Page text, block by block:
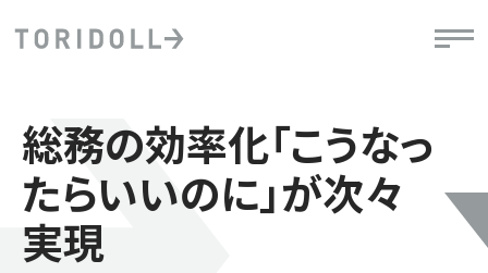
総務の効率化「こうなっ
たらいいのに」が次々
実現